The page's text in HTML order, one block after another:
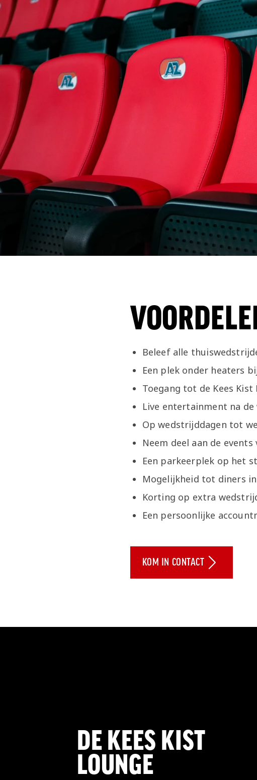
Beleef alle
Een plek onder heaters
Toegang tot de Kees Kist
Live entertainment na
Op wedstrijddagen tot
Neem deel aan de events
Een parkeerplek op het
Mogelijkheid tot diners in
Korting op extra
Een persoonlijke
KOM IN CONTACT
DE KEES KIST
LOUNGE